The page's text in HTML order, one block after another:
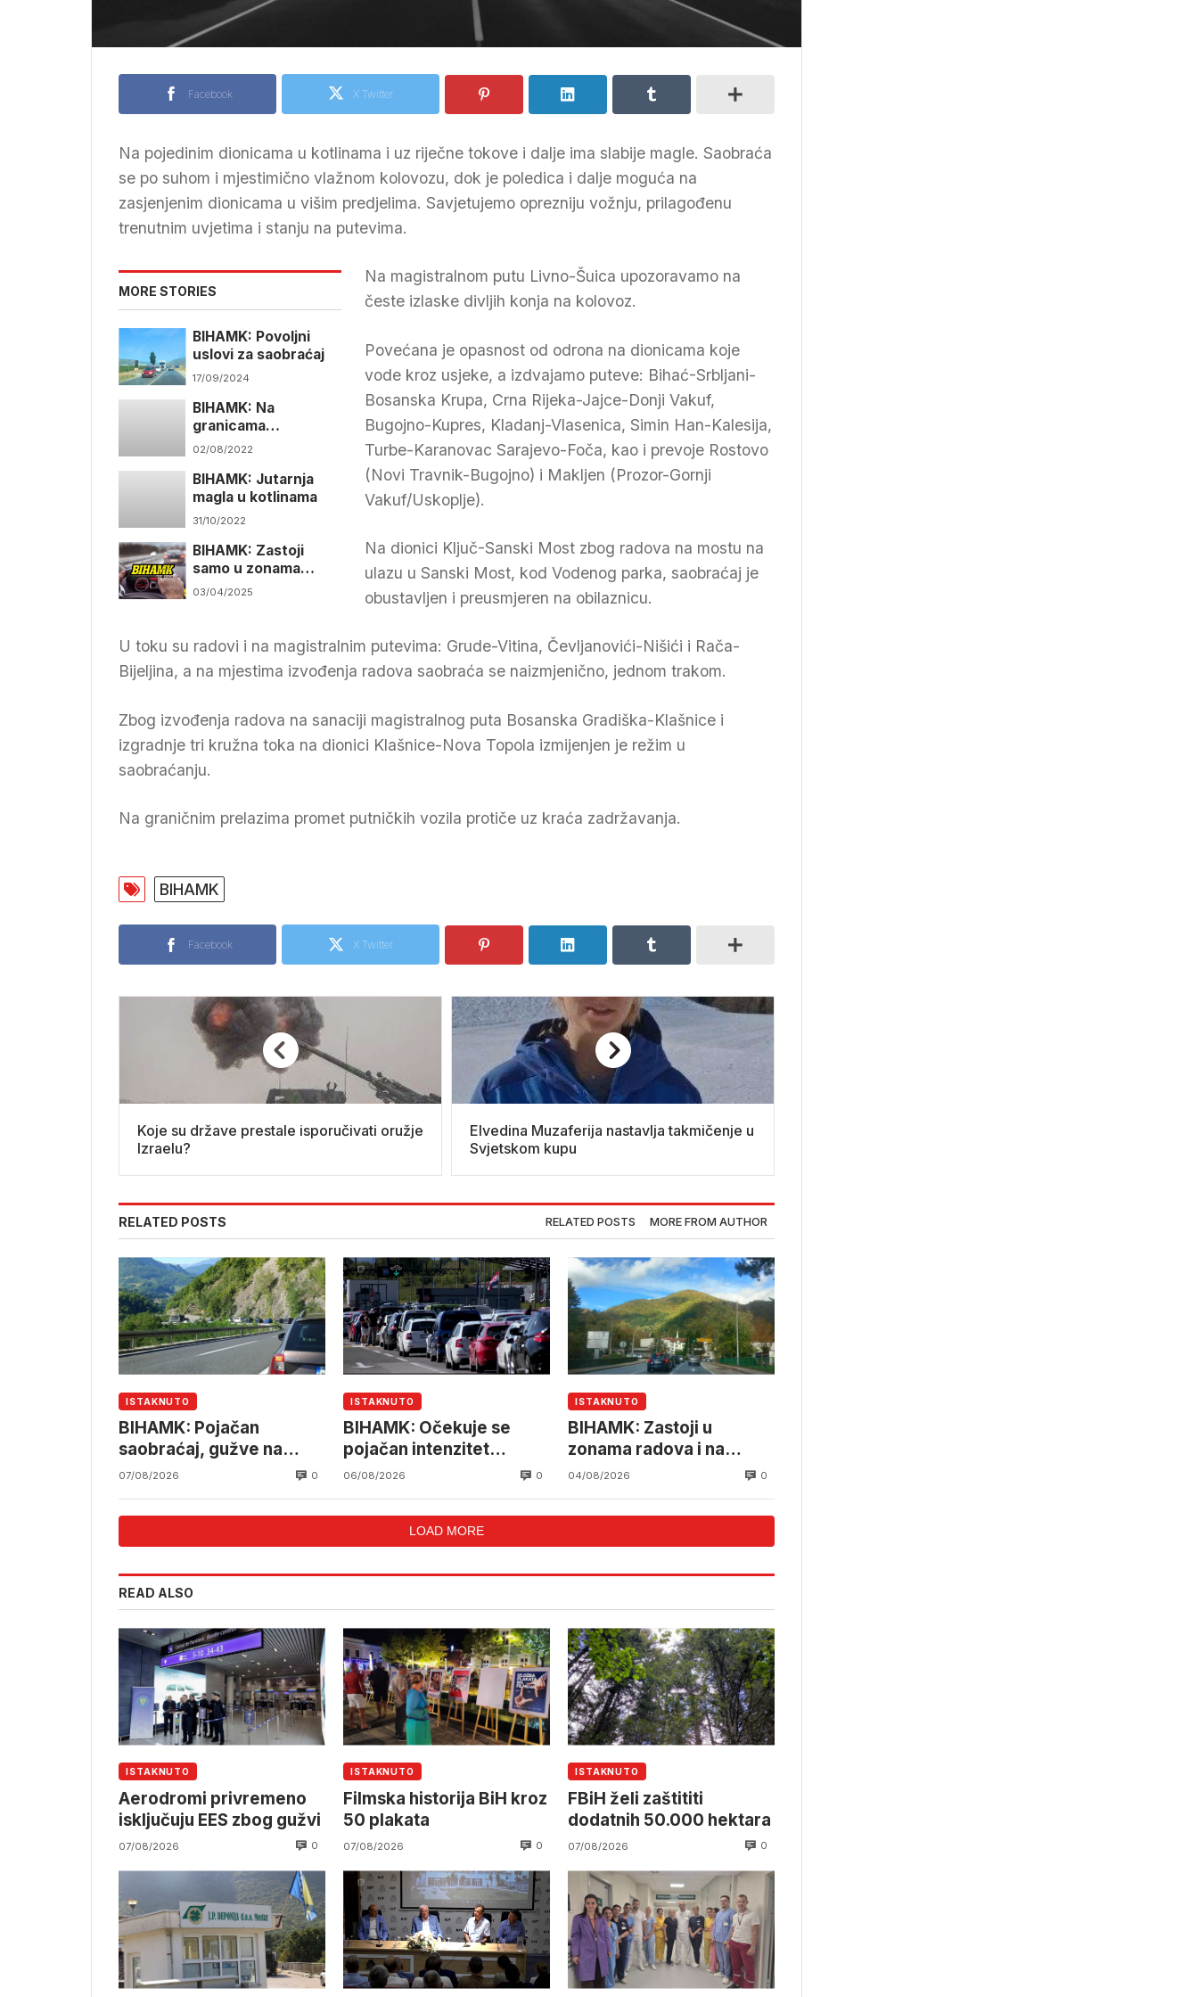
Facebook X Twitter
Na pojedinim dionicama u kotlinama i uz riječne tokove i dalje ima slabije magle. Saobraća
se po suhom i mjestimično vlažnom kolovozu, dok je poledica i dalje moguća na
zasjenjenim dionicama u višim predjelima. Savjetujemo oprezniju vožnju, prilagođenu
trenutnim uvjetima i stanju na putevima.
MORE STORIES
BIHAMK: Povoljni
uslovi za saobraćaj
17/09/2024
BIHAMK: Na
granicama
povremeno veće
02/08/2022
BIHAMK: Jutarnja
magla u kotlinama
31/10/2022
BIHAMK: Zastoji
samo u zonama
radova
03/04/2025
Na magistralnom putu Livno-Šuica upozoravamo na
česte izlaske divljih konja na kolovoz.
Povećana je opasnost od odrona na dionicama koje
vode kroz usjeke, a izdvajamo puteve: Bihać-Srbljani-
Bosanska Krupa, Crna Rijeka-Jajce-Donji Vakuf,
Bugojno-Kupres, Kladanj-Vlasenica, Simin Han-Kalesija,
Turbe-Karanovac Sarajevo-Foča, kao i prevoje Rostovo
(Novi Travnik-Bugojno) i Makljen (Prozor-Gornji
Vakuf/Uskoplje).
Na dionici Ključ-Sanski Most zbog radova na mostu na
ulazu u Sanski Most, kod Vodenog parka, saobraćaj je
obustavljen i preusmjeren na obilaznicu.
U toku su radovi i na magistralnim putevima: Grude-Vitina, Čevljanovići-Nišići i Rača-
Bijeljina, a na mjestima izvođenja radova saobraća se naizmjenično, jednom trakom.
Zbog izvođenja radova na sanaciji magistralnog puta Bosanska Gradiška-Klašnice i
izgradnje tri kružna toka na dionici Klašnice-Nova Topola izmijenjen je režim u
saobraćanju.
Na graničnim prelazima promet putničkih vozila protiče uz kraća zadržavanja.
BIHAMK
Facebook X Twitter
Koje su države prestale isporučivati oružje
Izraelu?
Elvedina Muzaferija nastavlja takmičenje u
Svjetskom kupu
RELATED POSTS RELATED POSTS MORE FROM AUTHOR
ISTAKNUTO
BIHAMK: Pojačan
saobraćaj, gužve na
granicama
07/08/2026 0
ISTAKNUTO
BIHAMK: Očekuje se
pojačan intenzitet
saobraćaja
06/08/2026 0
ISTAKNUTO
BIHAMK: Zastoji u
zonama radova i na
granicama
04/08/2026 0
LOAD MORE
READ ALSO
ISTAKNUTO
Aerodromi privremeno
isključuju EES zbog gužvi
07/08/2026 0
ISTAKNUTO
Filmska historija BiH kroz
50 plakata
07/08/2026 0
ISTAKNUTO
FBiH želi zaštititi
dodatnih 50.000 hektara
07/08/2026 0